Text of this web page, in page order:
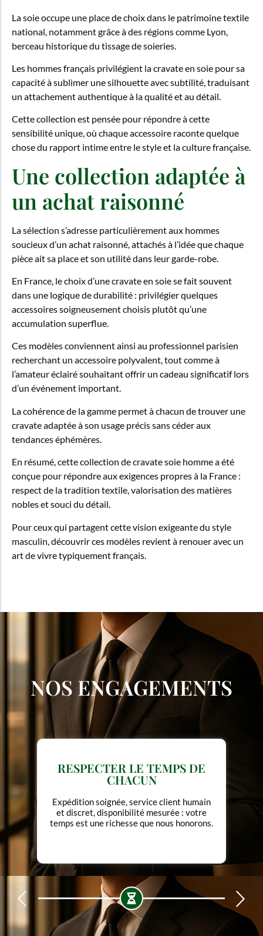
La soie occupe une place de choix dans le patrimoine textile
national, notamment grâce à des régions comme Lyon,
berceau historique du tissage de soieries.
Les hommes français privilégient la cravate en soie pour sa
capacité à sublimer une silhouette avec subtilité, traduisant
un attachement authentique à la qualité et au détail.
Cette collection est pensée pour répondre à cette
sensibilité unique, où chaque accessoire raconte quelque
chose du rapport intime entre le style et la culture française.
Une collection adaptée à
un achat raisonné
La sélection s’adresse particulièrement aux hommes
soucieux d’un achat raisonné, attachés à l’idée que chaque
pièce ait sa place et son utilité dans leur garde-robe.
En France, le choix d’une cravate en soie se fait souvent
dans une logique de durabilité : privilégier quelques
accessoires soigneusement choisis plutôt qu’une
accumulation superflue.
Ces modèles conviennent ainsi au professionnel parisien
recherchant un accessoire polyvalent, tout comme à
l’amateur éclairé souhaitant offrir un cadeau significatif lors
d’un événement important.
La cohérence de la gamme permet à chacun de trouver une
cravate adaptée à son usage précis sans céder aux
tendances éphémères.
En résumé, cette collection de cravate soie homme a été
conçue pour répondre aux exigences propres à la France :
respect de la tradition textile, valorisation des matières
nobles et souci du détail.
Pour ceux qui partagent cette vision exigeante du style
masculin, découvrir ces modèles revient à renouer avec un
art de vivre typiquement français.
NOS ENGAGEMENTS
RESPECTER LE TEMPS DE
CHACUN
Expédition soignée, service client humain
et discret, disponibilité mesurée : votre
temps est une richesse que nous honorons.